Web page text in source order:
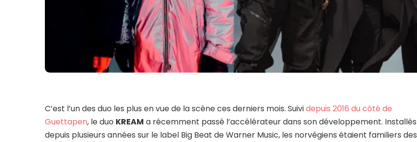
C’est l’un des duo les plus en vue de la scène ces derniers mois. Suividepuis 2016 du côté de
Guettapen, le duo KREAM a récemment passé l’accélérateur dans son développement. Installés
depuis plusieurs années sur le label Big Beat de Warner Music, les norvégiens étaient familiers des